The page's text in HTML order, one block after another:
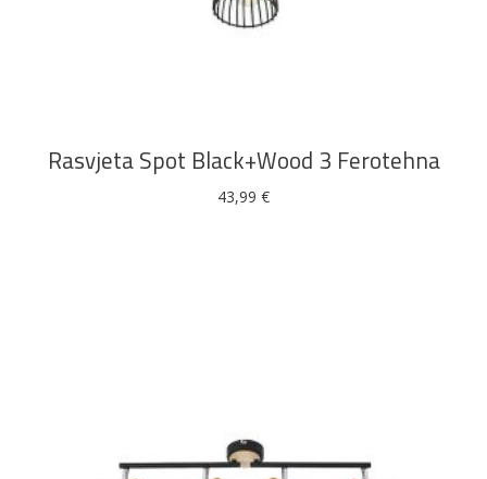
Rasvjeta Spot Black+Wood 3 Ferotehna
43,99 €